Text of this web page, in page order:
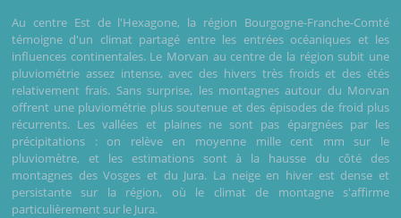
Au centre Est de l'Hexagone, la région Bourgogne-Franche-Comté
témoigne d'un climat partagé entre les entrées océaniques et les
influences continentales. Le Morvan au centre de la région subit une
pluviométrie assez intense, avec des hivers très froids et des étés
relativement frais. Sans surprise, les montagnes autour du Morvan
offrent une pluviométrie plus soutenue et des épisodes de froid plus
récurrents. Les vallées et plaines ne sont pas épargnées par les
précipitations : on relève en moyenne mille cent mm sur le
pluviomètre, et les estimations sont à la hausse du côté des
montagnes des Vosges et du Jura. La neige en hiver est dense et
persistante sur la région, où le climat de montagne s'affirme
particulièrement sur le Jura.